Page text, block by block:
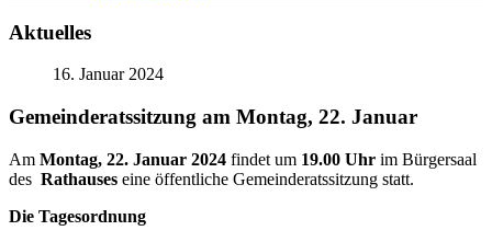
Aktuelles
16. Januar 2024
Gemeinderatssitzung am Montag, 22. Januar
Am Montag, 22. Januar 2024 findet um 19.00 Uhr im Bürgersaal
des Rathauses eine öffentliche Gemeinderatssitzung statt.
Die Tagesordnung